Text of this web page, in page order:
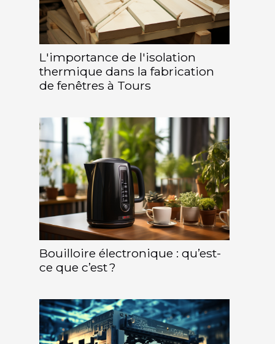
L'importance de l'isolation
thermique dans la fabrication
de fenêtres à Tours
Bouilloire électronique : qu’est-
ce que c’est ?